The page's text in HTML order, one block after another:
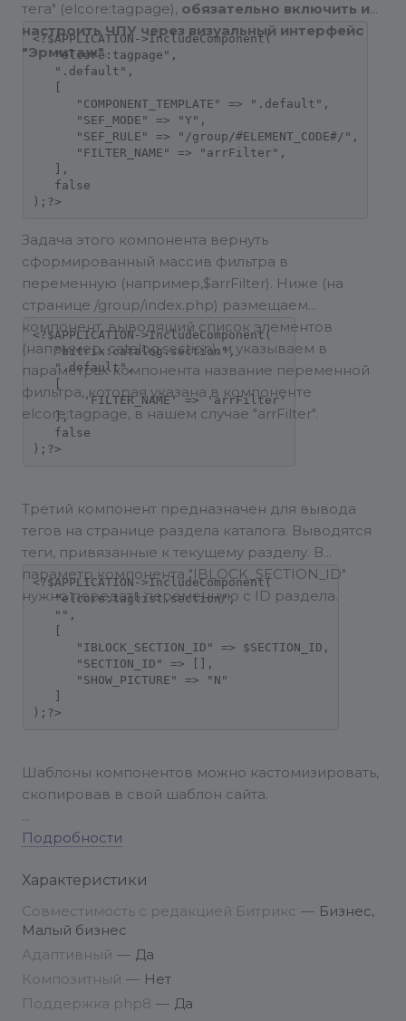
тега" (elcore:tagpage), обязательно включить и
настроить ЧПУ через визуальный интерфейс
"Эрмитаж".
<?$APPLICATION->IncludeComponent(
"elcore:tagpage",
".default",
[
"COMPONENT_TEMPLATE" => ".default",
"SEF_MODE" => "Y",
"SEF_RULE" => "/group/#ELEMENT_CODE#/",
"FILTER_NAME" => "arrFilter",
],
false
Задача этого компонента вернуть
сформированный массив фильтра в
переменную (например,$arrFilter). Ниже (на
странице /group/index.php) размещаем
компонент, выводящий список элементов
(например, catalog.section), и указываем в
параметрах компонента название переменной
фильтра, которая указана в компоненте
elcore:tagpage, в нашем случае "arrFilter".
<?$APPLICATION->IncludeComponent(
"bitrix:catalog.section",
".default",
[
'FILTER_NAME' => 'arrFilter'
],
false
);?>
Третий компонент предназначен для вывода
тегов на странице раздела каталога. Выводятся
теги, привязанные к текущему разделу. В
параметр компонента "IBLOCK_SECTION_ID"
нужно передать переменную с ID раздела.
<?$APPLICATION->IncludeComponent(
"elcore:taglist.section",
"",
[
"IBLOCK_SECTION_ID" => $SECTION_ID,
"SECTION_ID" => [],
"SHOW_PICTURE" => "N"
]
Шаблоны компонентов можно кастомизировать,
скопировав в свой шаблон сайта.
Вся работа с модулем находится на странице
Техподдержка ведётся по электронной почте
info@elcore.ru. Время работы Пн-Пт с 9-00 до 17-
00 по Москве.
Подробности
Характеристики
Совместимость с редакцией Битрикс — Бизнес,
Малый бизнес
Адаптивный — Да
Композитный — Нет
Поддержка php8 — Да